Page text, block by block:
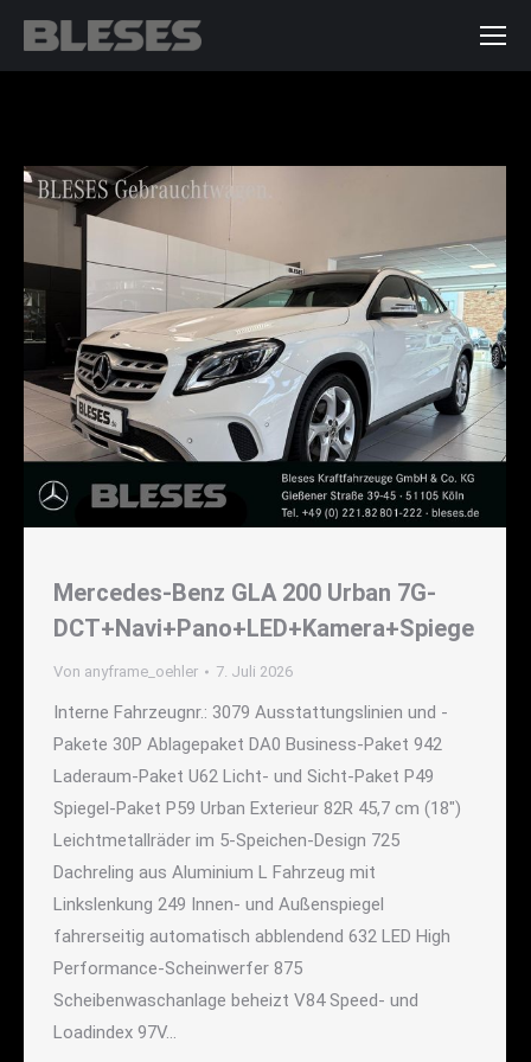
Mercedes-Benz GLA 200 Urban 7G-
DCT+Navi+Pano+LED+Kamera+Spiege
Von anyframe_oehler 7. Juli 2026
Interne Fahrzeugnr.: 3079 Ausstattungslinien und -
Pakete 30P Ablagepaket DA0 Business-Paket 942
Laderaum-Paket U62 Licht- und Sicht-Paket P49
Spiegel-Paket P59 Urban Exterieur 82R 45,7 cm (18")
Leichtmetallräder im 5-Speichen-Design 725
Dachreling aus Aluminium L Fahrzeug mit
Linkslenkung 249 Innen- und Außenspiegel
fahrerseitig automatisch abblendend 632 LED High
Performance-Scheinwerfer 875
Scheibenwaschanlage beheizt V84 Speed- und
Loadindex 97V…